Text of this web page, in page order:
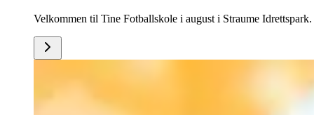
Velkommen til Tine Fotballskole i august i Straume